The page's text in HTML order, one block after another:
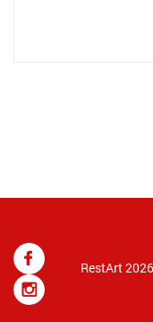
RestArt